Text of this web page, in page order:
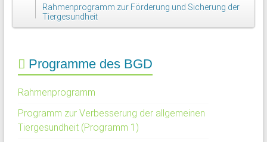
Rahmenprogramm zur Förderung und Sicherung der
Tiergesundheit
Programme des BGD
Rahmenprogramm
Programm zur Verbesserung der allgemeinen
Tiergesundheit (Programm 1)